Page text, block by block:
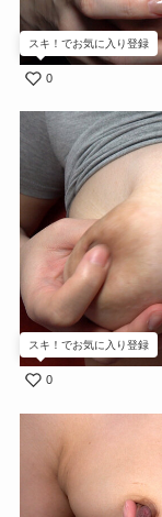
0
スキ！でお気に入り登録
0
スキ！でお気に入り登録